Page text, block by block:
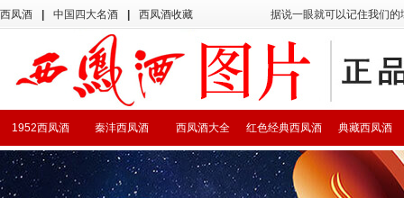
西凤酒 中国四大名酒 西凤酒收藏 据说一眼就可以记住我们
典藏西凤酒
红色经典西凤酒
西凤酒大全
秦沣西凤酒
1952西凤酒